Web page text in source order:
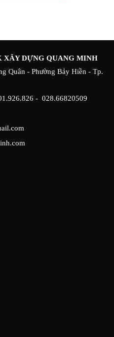
XÂY DỰNG QUANG MINH
Quân - Phường Bảy Hiền - Tp.
- 028.66820509